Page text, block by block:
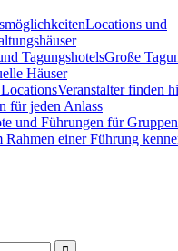
Locations und
TagungshotelsGroße
Häuser
Veranstalter finden
für jeden Anlass
und Führungen für Gruppen
Rahmen einer Führung